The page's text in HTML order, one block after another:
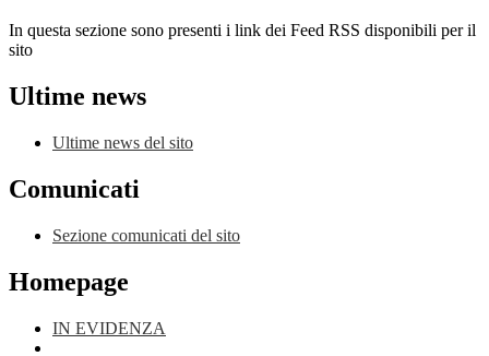
In questa sezione sono presenti i link dei Feed RSS disponibili per il
sito
Ultime news
Ultime news del sito
Comunicati
Sezione comunicati del sito
Homepage
IN EVIDENZA